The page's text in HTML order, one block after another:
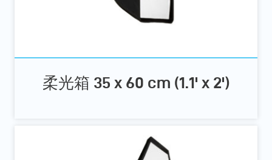
柔光箱 35 x 60 cm (1.1' x 2')